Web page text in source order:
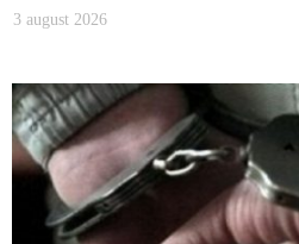
3 august 2026